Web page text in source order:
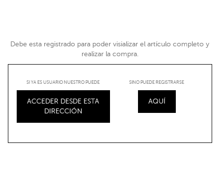
Debe esta registrado para poder visializar el artículo completo y
realizar la compra.
SI YA ES USUARIO NUESTRO PUEDE
ACCEDER DESDE ESTA
DIRECCIÓN
SINO PUEDE REGISTRARSE
AQUÍ